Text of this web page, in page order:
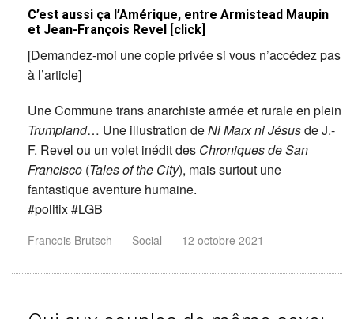
C’est aussi ça l’Amérique, entre Armistead Maupin
et Jean-François Revel [click]
[Demandez-moi une copie privée si vous n’accédez pas
à l’article]
Une Commune trans anarchiste armée et rurale en plein
Trumpland… Une illustration deNi Marx ni Jésusde J.-
F. Revel ou un volet inédit des Chroniques de San
Francisco (Tales of the City), mais surtout une
fantastique aventure humaine.
#politix #LGB
Francois Brutsch - Social - 12 octobre 2021